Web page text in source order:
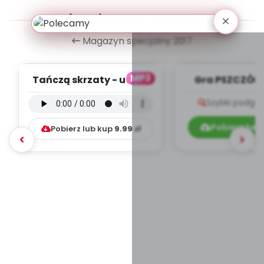
Więcej z tego numeru
Magazyn specjalny 2017
MP3
Tańczą skrzaty - utwór
mp3)
Pobierz lub kup 9.99 zł
Gra
Szybki
Pobierz